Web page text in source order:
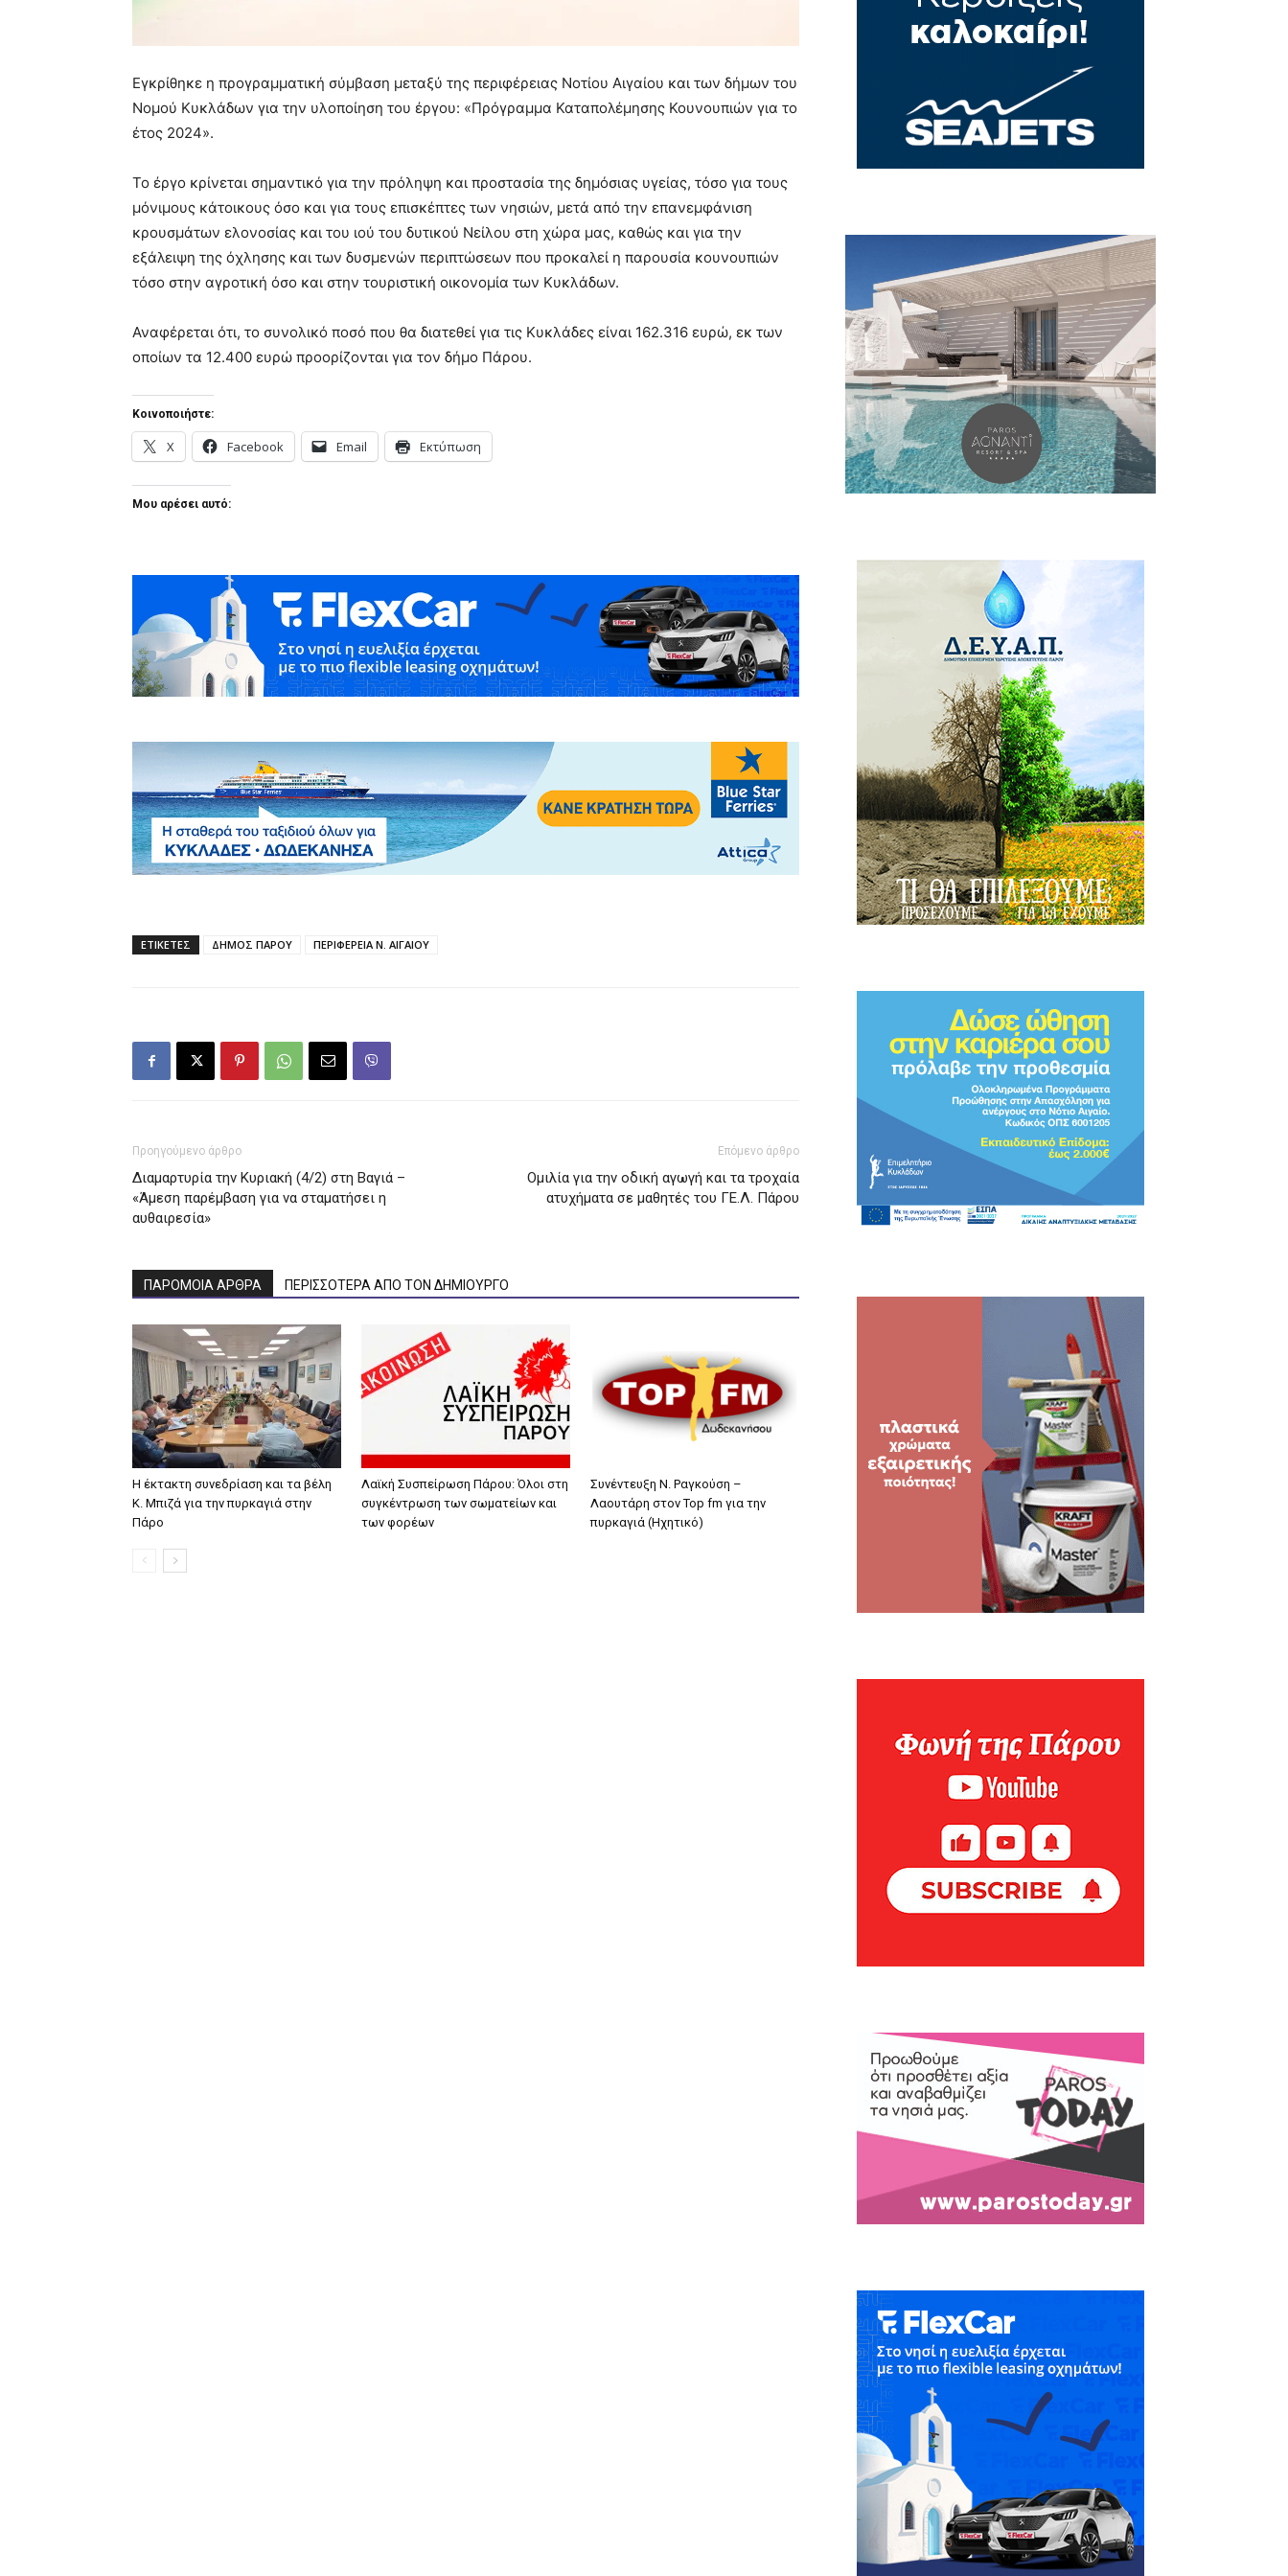
Εγκρίθηκε η προγραμματική σύμβαση μεταξύ της περιφέρειας Νοτίου Αιγαίου και των δήμων του
Νομού Κυκλάδων για την υλοποίηση του έργου: «Πρόγραμμα Καταπολέμησης Κουνουπιών για το
έτος 2024».
Το έργο κρίνεται σημαντικό για την πρόληψη και προστασία της δημόσιας υγείας, τόσο για τους
μόνιμους κάτοικους όσο και για τους επισκέπτες των νησιών, μετά από την επανεμφάνιση
κρουσμάτων ελονοσίας και του ιού του δυτικού Νείλου στη χώρα μας, καθώς και για την
εξάλειψη της όχλησης και των δυσμενών περιπτώσεων που προκαλεί η παρουσία κουνουπιών
τόσο στην αγροτική όσο και στην τουριστική οικονομία των Κυκλάδων.
Αναφέρεται ότι, το συνολικό ποσό που θα διατεθεί για τις Κυκλάδες είναι 162.316 ευρώ, εκ των
οποίων τα 12.400 ευρώ προορίζονται για τον δήμο Πάρου.
Κοινοποιήστε:
X Facebook Email Εκτύπωση
Μου αρέσει αυτό:
ΕΤΙΚΕΤΕΣ ΔΗΜΟΣ ΠΑΡΟΥ ΠΕΡΙΦΕΡΕΙΑ Ν. ΑΙΓΑΙΟΥ
Προηγούμενο άρθρο
Διαμαρτυρία την Κυριακή (4/2) στη Βαγιά –
«Άμεση παρέμβαση για να σταματήσει η
αυθαιρεσία»
Επόμενο άρθρο
Ομιλία για την οδική αγωγή και τα τροχαία
ατυχήματα σε μαθητές του ΓΕ.Λ. Πάρου
ΠΑΡΟΜΟΙΑ ΑΡΘΡΑ ΠΕΡΙΣΣΟΤΕΡΑ ΑΠΟ ΤΟΝ ΔΗΜΙΟΥΡΓΟ
Η έκτακτη συνεδρίαση και τα βέλη
Κ. Μπιζά για την πυρκαγιά στην
Πάρο
Λαϊκή Συσπείρωση Πάρου: Όλοι στη
συγκέντρωση των σωματείων και
των φορέων
Συνέντευξη Ν. Ραγκούση –
Λαουτάρη στον Top fm για την
πυρκαγιά (Ηχητικό)